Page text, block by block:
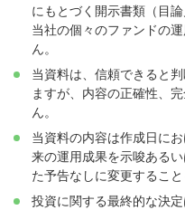
にもとづく開示書類（目
当社の個々のファンドの
ん。
当資料は、信頼できると
ますが、内容の正確性、
ん。
当資料の内容は作成日に
来の運用成果を示唆ある
た予告なしに変更すること
投資に関する最終的な決